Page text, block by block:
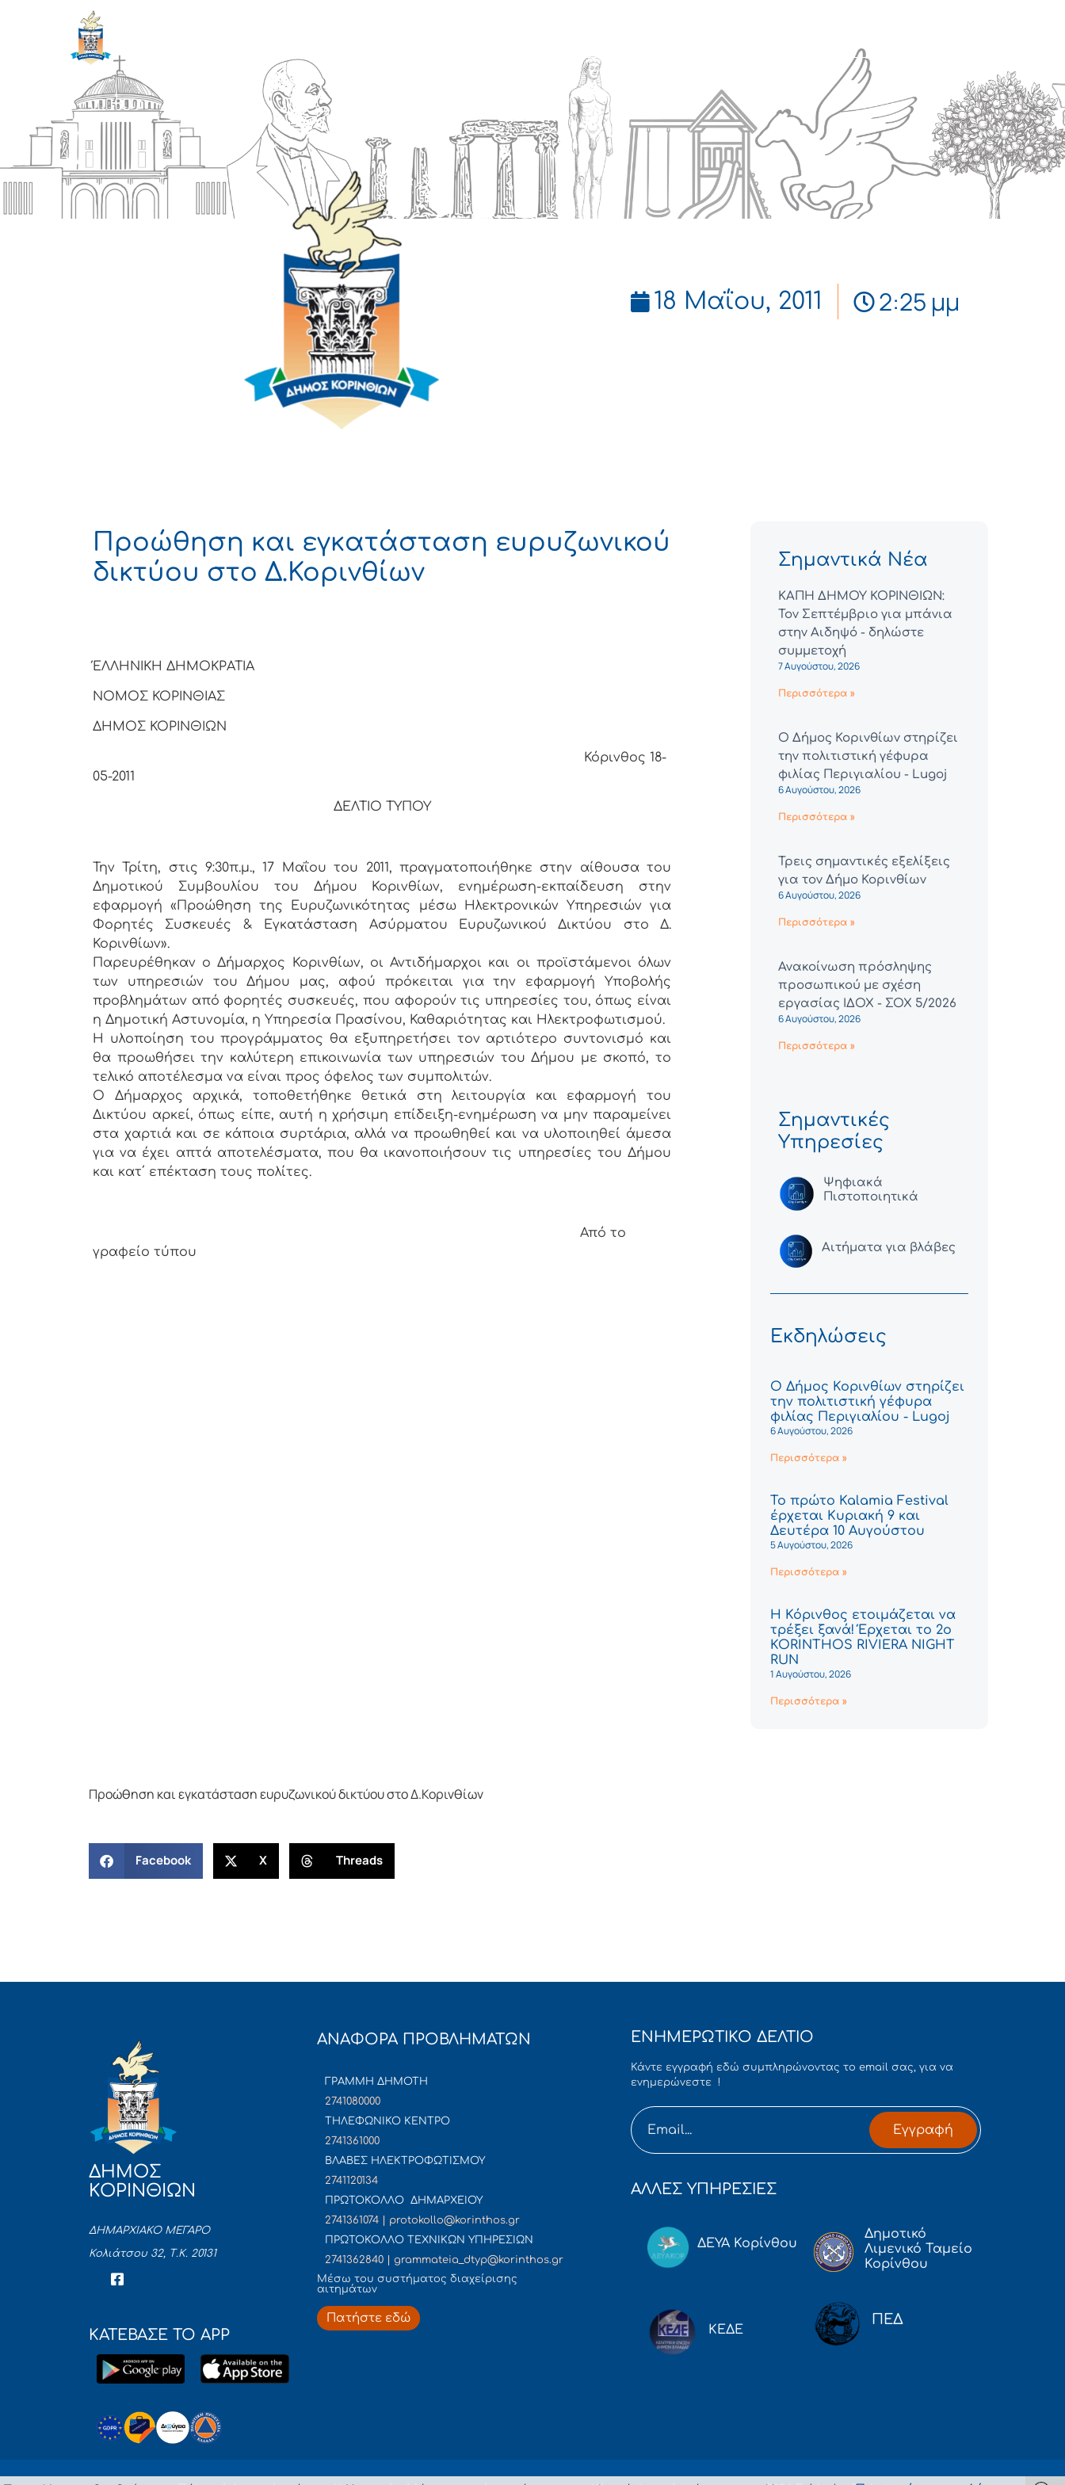
18 Μαΐου, 2011 2:25 μμ
Προώθηση και εγκατάσταση ευρυζωνικού
δικτύου στο Δ.Κορινθίων
ΈΛΛΗΝΙΚΗ ΔΗΜΟΚΡΑΤΙΑ
ΝΟΜΟΣ ΚΟΡΙΝΘΙΑΣ
ΔΗΜΟΣ ΚΟΡΙΝΘΙΩΝ
Κόρινθος 18-
05-2011
ΔΕΛΤΙΟ ΤΥΠΟΥ
Την Τρίτη, στις 9:30π.μ., 17 Μαΐου του 2011, πραγματοποιήθηκε στην αίθουσα του
Δημοτικού Συμβουλίου του Δήμου Κορινθίων, ενημέρωση-εκπαίδευση στην
εφαρμογή «Προώθηση της Ευρυζωνικότητας μέσω Ηλεκτρονικών Υπηρεσιών για
Φορητές Συσκευές & Εγκατάσταση Ασύρματου Ευρυζωνικού Δικτύου στο Δ.
Κορινθίων».
Παρευρέθηκαν ο Δήμαρχος Κορινθίων, οι Αντιδήμαρχοι και οι προϊστάμενοι όλων
των υπηρεσιών του Δήμου μας, αφού πρόκειται για την εφαρμογή Υποβολής
προβλημάτων από φορητές συσκευές, που αφορούν τις υπηρεσίες του, όπως είναι
η Δημοτική Αστυνομία, η Υπηρεσία Πρασίνου, Καθαριότητας και Ηλεκτροφωτισμού.
Η υλοποίηση του προγράμματος θα εξυπηρετήσει τον αρτιότερο συντονισμό και
θα προωθήσει την καλύτερη επικοινωνία των υπηρεσιών του Δήμου με σκοπό, το
τελικό αποτέλεσμα να είναι προς όφελος των συμπολιτών.
Ο Δήμαρχος αρχικά, τοποθετήθηκε θετικά στη λειτουργία και εφαρμογή του
Δικτύου αρκεί, όπως είπε, αυτή η χρήσιμη επίδειξη-ενημέρωση να μην παραμείνει
στα χαρτιά και σε κάποια συρτάρια, αλλά να προωθηθεί και να υλοποιηθεί άμεσα
για να έχει απτά αποτελέσματα, που θα ικανοποιήσουν τις υπηρεσίες του Δήμου
και κατ΄ επέκταση τους πολίτες.
Από το
γραφείο τύπου
Σημαντικά Νέα
ΚΑΠΗ ΔΗΜΟΥ ΚΟΡΙΝΘΙΩΝ:
Τον Σεπτέμβριο για μπάνια
στην Αιδηψό - δηλώστε
συμμετοχή
7 Αυγούστου, 2026
Περισσότερα »
Ο Δήμος Κορινθίων στηρίζει
την πολιτιστική γέφυρα
φιλίας Περιγιαλίου - Lugoj
6 Αυγούστου, 2026
Περισσότερα »
Τρεις σημαντικές εξελίξεις
για τον Δήμο Κορινθίων
6 Αυγούστου, 2026
Περισσότερα »
Ανακοίνωση πρόσληψης
προσωπικού με σχέση
εργασίας ΙΔΟΧ - ΣΟΧ 5/2026
6 Αυγούστου, 2026
Περισσότερα »
Σημαντικές
Υπηρεσίες
Ψηφιακά
Πιστοποιητικά
Αιτήματα για βλάβες
Εκδηλώσεις
Ο Δήμος Κορινθίων στηρίζει
την πολιτιστική γέφυρα
φιλίας Περιγιαλίου - Lugoj
6 Αυγούστου, 2026
Περισσότερα »
Το πρώτο Kalamia Festival
έρχεται Κυριακή 9 και
Δευτέρα 10 Αυγούστου
5 Αυγούστου, 2026
Περισσότερα »
Η Κόρινθος ετοιμάζεται να
τρέξει ξανά! Έρχεται το 2ο
KORINTHOS RIVIERA NIGHT
RUN
1 Αυγούστου, 2026
Περισσότερα »
Προώθηση και εγκατάσταση ευρυζωνικού δικτύου στο Δ.Κορινθίων
Facebook X Threads
ΔΗΜΟΣ
ΚΟΡΙΝΘΙΩΝ
ΔΗΜΑΡΧΙΑΚΟ ΜΕΓΑΡΟ
Κολιάτσου 32, Τ.Κ. 20131
ΚΑΤΕΒΑΣΕ ΤΟ APP
ΑΝΑΦΟΡΑ ΠΡΟΒΛΗΜΑΤΩΝ
ΓΡΑΜΜΗ ΔΗΜΟΤΗ
2741080000
ΤΗΛΕΦΩΝΙΚΟ ΚΕΝΤΡΟ
2741361000
ΒΛΑΒΕΣ ΗΛΕΚΤΡΟΦΩΤΙΣΜΟΥ
2741120134
ΠΡΩΤΟΚΟΛΛΟ ΔΗΜΑΡΧΕΙΟΥ
2741361074 | protokollo@korinthos.gr
ΠΡΩΤΟΚΟΛΛΟ ΤΕΧΝΙΚΩΝ ΥΠΗΡΕΣΙΩΝ
2741362840 | grammateia_dtyp@korinthos.gr
Mέσω του συστήματος διαχείρισης
αιτημάτων
Πατήστε εδώ
ΕΝΗΜΕΡΩΤΙΚΟ ΔΕΛΤΙΟ
Κάντε εγγραφή εδώ συμπληρώνοντας το email σας, για να
ενημερώνεστε !
Εγγραφή
ΑΛΛΕΣ ΥΠΗΡΕΣΙΕΣ
ΔΕΥΑ Κορίνθου
Δημοτικό
Λιμενικό Ταμείο
Κορίνθου
ΚΕΔΕ
ΠΕΔ